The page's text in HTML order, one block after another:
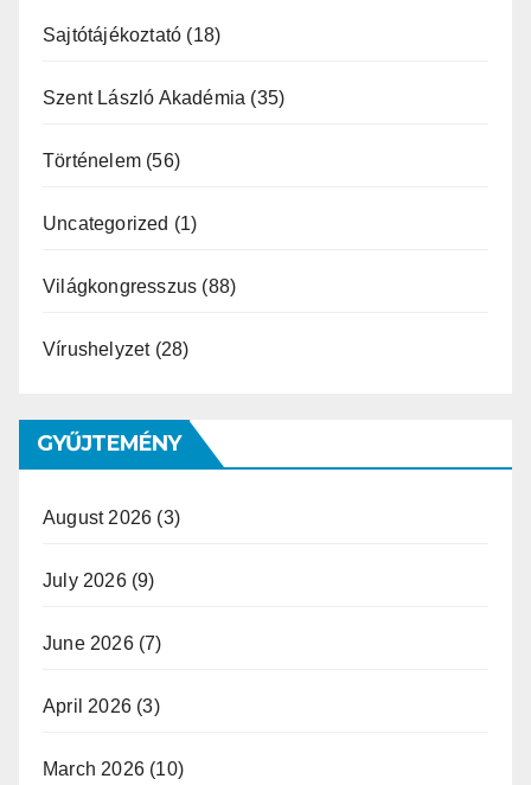
Sajtótájékoztató (18)
Szent László Akadémia (35)
Történelem (56)
Uncategorized (1)
Világkongresszus (88)
Vírushelyzet(28)
GYŰJTEMÉNY
August 2026 (3)
July 2026(9)
June 2026(7)
April 2026 (3)
March 2026 (10)